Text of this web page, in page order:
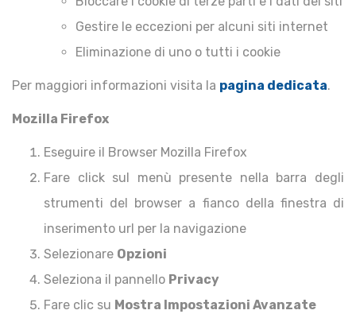
Gestire le eccezioni per alcuni siti internet
Eliminazione di uno o tutti i cookie
Per maggiori informazioni visita la pagina dedicata.
Mozilla Firefox
Eseguire il Browser Mozilla Firefox
Fare click sul menù presente nella barra degli
strumenti del browser a fianco della finestra di
inserimento url per la navigazione
Selezionare Opzioni
Seleziona il pannello Privacy
Fare clic su Mostra Impostazioni Avanzate